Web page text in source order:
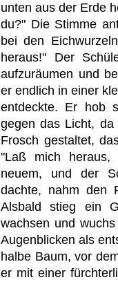
unten aus der Erde
du?" Die Stimme
bei den
heraus!" Der
aufzuräumen und
er endlich in einer
entdeckte. Er hob
gegen das Licht,
Frosch gestaltet,
"Laß mich
neuem, und der
dachte, nahm den
Alsbald stieg ein
wachsen und
Augenblicken als
halbe Baum, vor
er mit einer